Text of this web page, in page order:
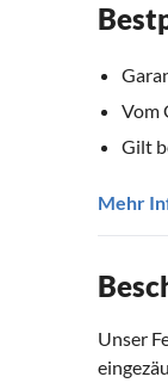
Vom
Gilt
Mehr
Unser